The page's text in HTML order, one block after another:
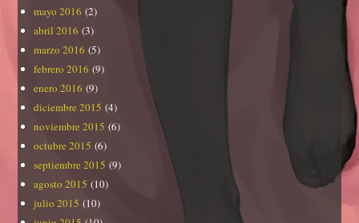
mayo 2016 (2)
abril 2016 (3)
marzo 2016 (5)
febrero 2016 (9)
enero 2016 (9)
diciembre 2015 (4)
noviembre 2015 (6)
octubre 2015 (6)
septiembre 2015 (9)
agosto 2015 (10)
julio 2015 (10)